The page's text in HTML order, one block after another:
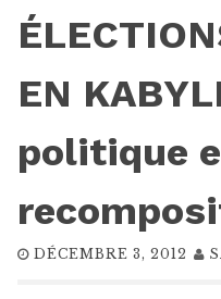
EN
politique
DÉCEMBRE 3, 2012